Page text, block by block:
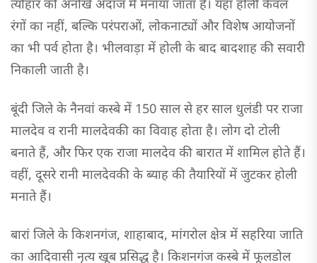
त्योहार को अनोखे अंदाज में मनाया जाता है। यहाँ होली केवल
रंगों का नहीं, बल्कि परंपराओं, लोकनाट्यों और विशेष आयोजनों
का भी पर्व होता है। भीलवाड़ा में होली के बाद बादशाह की सवारी
निकाली जाती है।
बूंदी जिले के नैनवां कस्बे में 150 साल से हर साल धुलंडी पर राजा
मालदेव व रानी मालदेवकी का विवाह होता है। लोग दो टोली
बनाते हैं, और फिर एक राजा मालदेव की बारात में शामिल होते हैं।
वहीं, दूसरे रानी मालदेवकी के ब्याह की तैयारियों में जुटकर होली
मनाते हैं।
बारां जिले के किशनगंज, शाहाबाद, मांगरोल क्षेत्र में सहरिया जाति
का आदिवासी नृत्य खूब प्रसिद्ध है। किशनगंज कस्बे में फूलडोल